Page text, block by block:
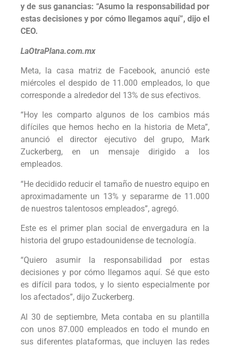
y de sus ganancias: “Asumo la responsabilidad por
estas decisiones y por cómo llegamos aquí”, dijo el
CEO.
LaOtraPlana.com.mx
Meta, la casa matriz de Facebook, anunció este
miércoles el despido de 11.000 empleados, lo que
corresponde a alrededor del 13% de sus efectivos.
“Hoy les comparto algunos de los cambios más
difíciles que hemos hecho en la historia de Meta”,
anunció el director ejecutivo del grupo, Mark
Zuckerberg, en un mensaje dirigido a los
empleados.
“He decidido reducir el tamaño de nuestro equipo en
aproximadamente un 13% y separarme de 11.000
de nuestros talentosos empleados”, agregó.
Este es el primer plan social de envergadura en la
historia del grupo estadounidense de tecnología.
“Quiero asumir la responsabilidad por estas
decisiones y por cómo llegamos aquí. Sé que esto
es difícil para todos, y lo siento especialmente por
los afectados”, dijo Zuckerberg.
Al 30 de septiembre, Meta contaba en su plantilla
con unos 87.000 empleados en todo el mundo en
sus diferentes plataformas, que incluyen las redes